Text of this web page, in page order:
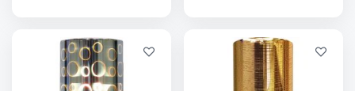
Dodaj do
porównania
Dodaj do
porównania